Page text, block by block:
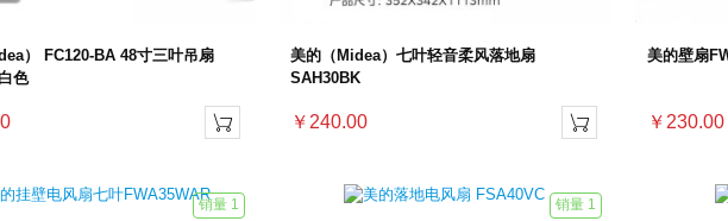
） FC120-BA 48寸三叶吊扇
色

美的（Midea）七叶轻音柔风落地扇
SAH30BK
￥240.00 
美的壁扇
￥230.00
销量 1 销量 1